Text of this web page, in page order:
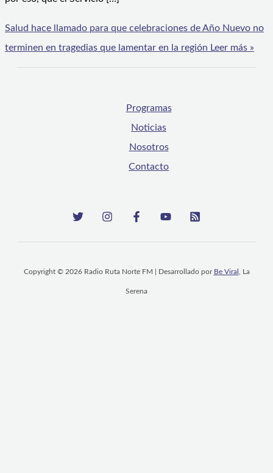
Salud hace llamado para que celebraciones de Año Nuevo no
terminen en tragedias que lamentar en la región Leer más »
Programas
Noticias
Nosotros
Contacto
Copyright © 2026 Radio Ruta Norte FM | Desarrollado por Be Viral , La
Serena